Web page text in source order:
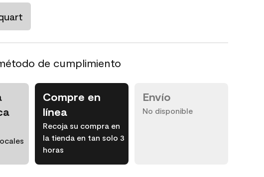
de cumplimiento
Compre en
línea
Recoja su compra en
la tienda en tan solo 3
horas
Envío
No disponible